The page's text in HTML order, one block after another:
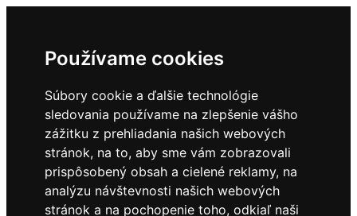
Používame cookies
Súbory cookie a ďalšie technológie
sledovania používame na zlepšenie vášho
zážitku z prehliadania našich webových
stránok, na to, aby sme vám zobrazovali
prispôsobený obsah a cielené reklamy, na
analýzu návštevnosti našich webových
stránok a na pochopenie toho, odkiaľ naši